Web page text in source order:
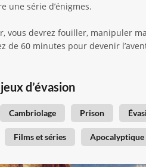
une série d’énigmes.
vous devrez fouiller, manipuler
de 60 minutes pour devenir
d’évasion
Cambriolage Prison
Films et séries Apocalyptique